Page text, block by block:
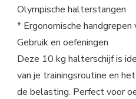
Olympische halterstangen
* Ergonomische
Gebruik en oefeningen
Deze 10 kg halterschijf is
van je trainingsroutine en
de belasting. Perfect voor